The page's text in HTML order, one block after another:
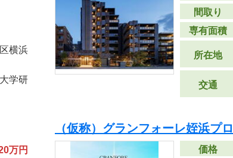
横浜
学研
間取り
専有面積
所在地
交通
万円
（仮称）グランフォーレ姪浜プ
価格